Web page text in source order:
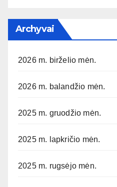
Archyvai
2026 m. birželio mėn.
2026 m. balandžio mėn.
2025 m. gruodžio mėn.
2025 m. lapkričio mėn.
2025 m. rugsėjo mėn.